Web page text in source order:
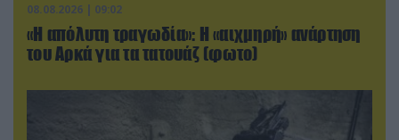
08.08.2026 | 09:02
«Η απόλυτη τραγωδία»: Η «αιχμηρή» ανάρτηση
του Αρκά για τα τατουάζ (φωτο)